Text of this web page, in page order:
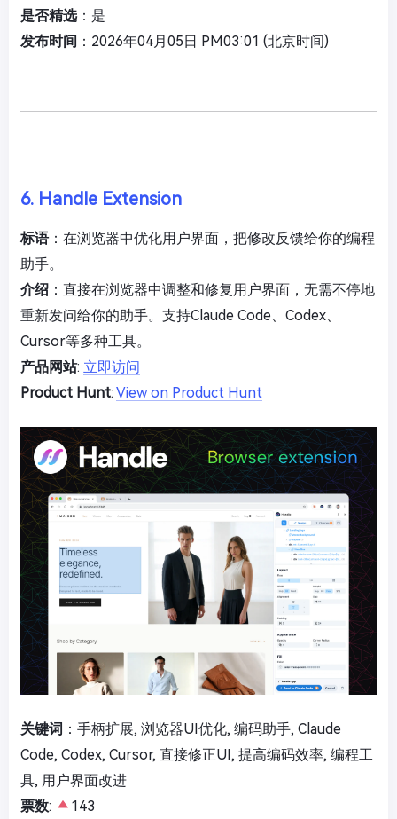
是否精选：是
发布时间 ：2026年04月05日 PM03:01 (北京时间)
6. Handle Extension
标语：在浏览器中优化用户界面，把修改反馈给你的编程
助手。
介绍 ：直接在浏览器中调整和修复用户界面，无需不停地
重新发问给你的助手。支持Claude Code、Codex、
Cursor等多种工具。
产品网站: 立即访问
Product Hunt: View on Product Hunt
关键词 ：手柄扩展, 浏览器UI优化, 编码助手, Claude
Code, Codex, Cursor, 直接修正UI, 提高编码效率, 编程工
具, 用户界面改进
票数:
143